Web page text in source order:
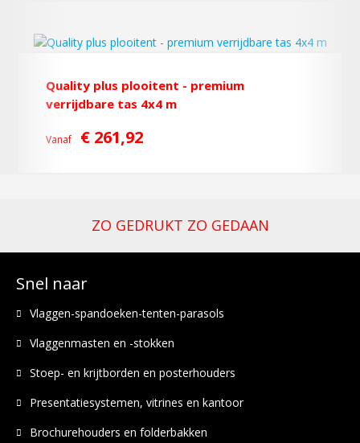
Quality plus plooitent - premium
verrijdbare tas 4x4 m
Vanaf € 261,92
ZO GEDRUKT ZO GEDAAN
Snel naar
Vlaggen-spandoeken-tenten-parasols
Vlaggenmasten en -stokken
Stoep- en krijtborden en posterhouders
Presentatiesystemen, vitrines en kantoor
Brochurehouders en folderbakken